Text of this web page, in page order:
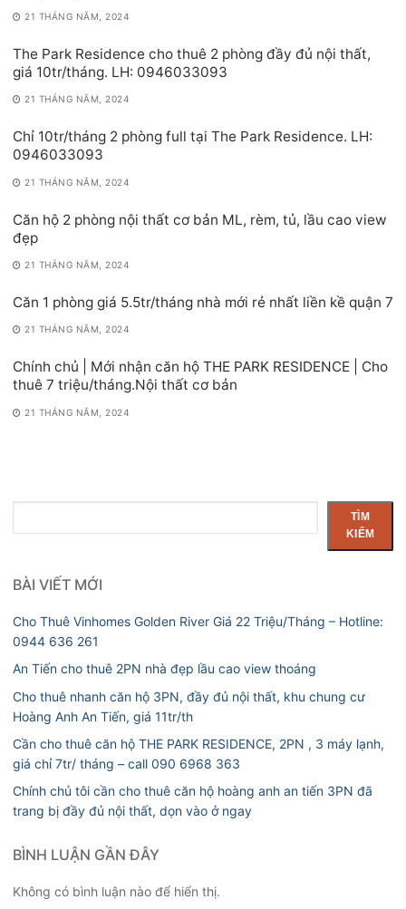
21 THÁNG NĂM, 2024
The Park Residence cho thuê 2 phòng đầy đủ nội thất,
giá 10tr/tháng. LH: 0946033093
21 THÁNG NĂM, 2024
Chỉ 10tr/tháng 2 phòng full tại The Park Residence. LH:
0946033093
21 THÁNG NĂM, 2024
Căn hộ 2 phòng nội thất cơ bản ML, rèm, tủ, lầu cao view
đẹp
21 THÁNG NĂM, 2024
Căn 1 phòng giá 5.5tr/tháng nhà mới rẻ nhất liền kề quận 7
21 THÁNG NĂM, 2024
Chính chủ | Mới nhận căn hộ THE PARK RESIDENCE | Cho
thuê 7 triệu/tháng.Nội thất cơ bản
21 THÁNG NĂM, 2024
kiếm
TÌM
KIẾM
BÀI VIẾT MỚI
Cho Thuê Vinhomes Golden River Giá 22 Triệu/Tháng – Hotline:
0944 636 261
An Tiến cho thuê 2PN nhà đẹp lầu cao view thoáng
Cho thuê nhanh căn hộ 3PN, đầy đủ nội thất, khu chung cư
Hoàng Anh An Tiến, giá 11tr/th
Cần cho thuê căn hộ THE PARK RESIDENCE, 2PN , 3 máy lạnh,
giá chỉ 7tr/ tháng – call 090 6968 363
Chính chủ tôi cần cho thuê căn hộ hoàng anh an tiến 3PN đã
trang bị đầy đủ nội thất, dọn vào ở ngay
BÌNH LUẬN GẦN ĐÂY
Không có bình luận nào để hiển thị.